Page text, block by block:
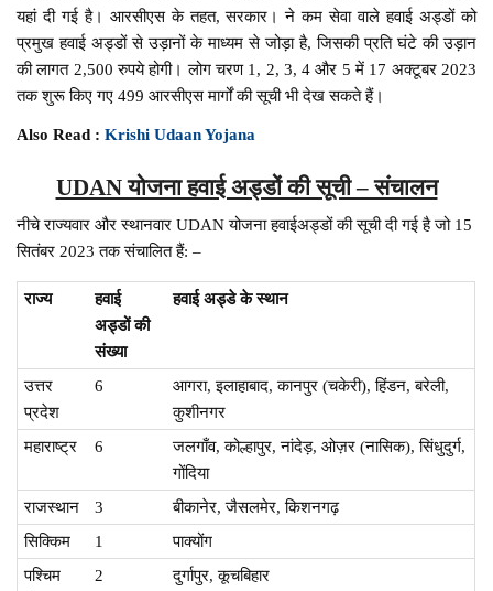
यहां दी गई है। आरसीएस के तहत, सरकार। ने कम सेवा वाले हवाई अड्डों को
प्रमुख हवाई अड्डों से उड़ानों के माध्यम से जोड़ा है, जिसकी प्रति घंटे की उड़ान
की लागत 2,500 रुपये होगी। लोग चरण 1, 2, 3, 4 और 5 में 17 अक्टूबर 2023
तक शुरू किए गए 499 आरसीएस मार्गों की सूची भी देख सकते हैं।
Also Read :Krishi Udaan Yojana
UDAN योजना हवाई अड्डों की सूची – संचालन
नीचे राज्यवार और स्थानवार UDAN योजना हवाईअड्डों की सूची दी गई है जो 15
सितंबर 2023 तक संचालित हैं: –
राज्य
हवाई
अड्डों की
संख्या
हवाई अड्डे के स्थान
उत्तर
प्रदेश
6
आगरा, इलाहाबाद, कानपुर (चकेरी), हिंडन, बरेली,
कुशीनगर
महाराष्ट्र
6
जलगाँव, कोल्हापुर, नांदेड़, ओज़र (नासिक), सिंधुदुर्ग,
गोंदिया
राजस्थान
3
बीकानेर, जैसलमेर, किशनगढ़
सिक्किम
1
पाक्योंग
पश्चिम
2 दुर्गापुर, कूचबिहार